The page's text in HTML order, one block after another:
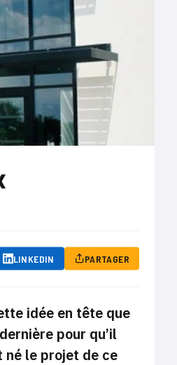
LINKEDIN PARTAGER
idée en tête que
pour qu’il
né le projet de ce